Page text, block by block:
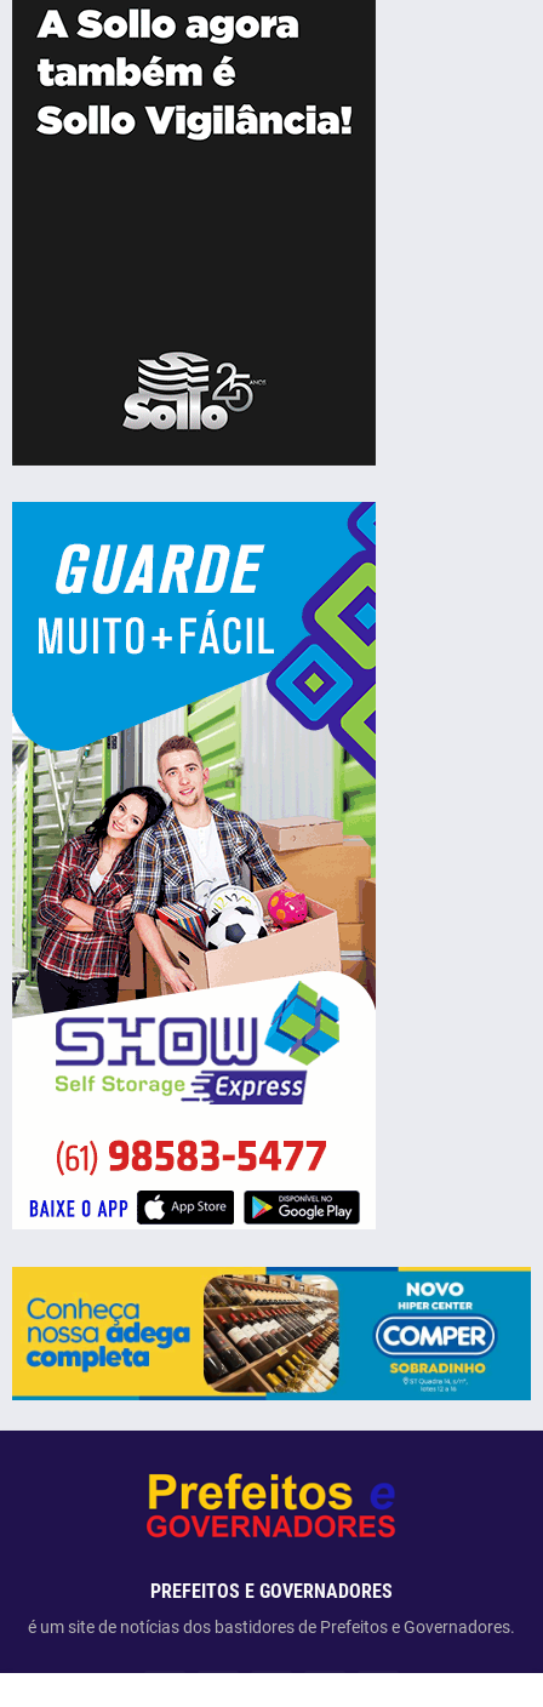
PREFEITOS E GOVERNADORES
é um site de notícias dos bastidores de Prefeitos e Governadores.